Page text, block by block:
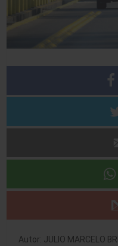
Autor: JULIO MARCELO